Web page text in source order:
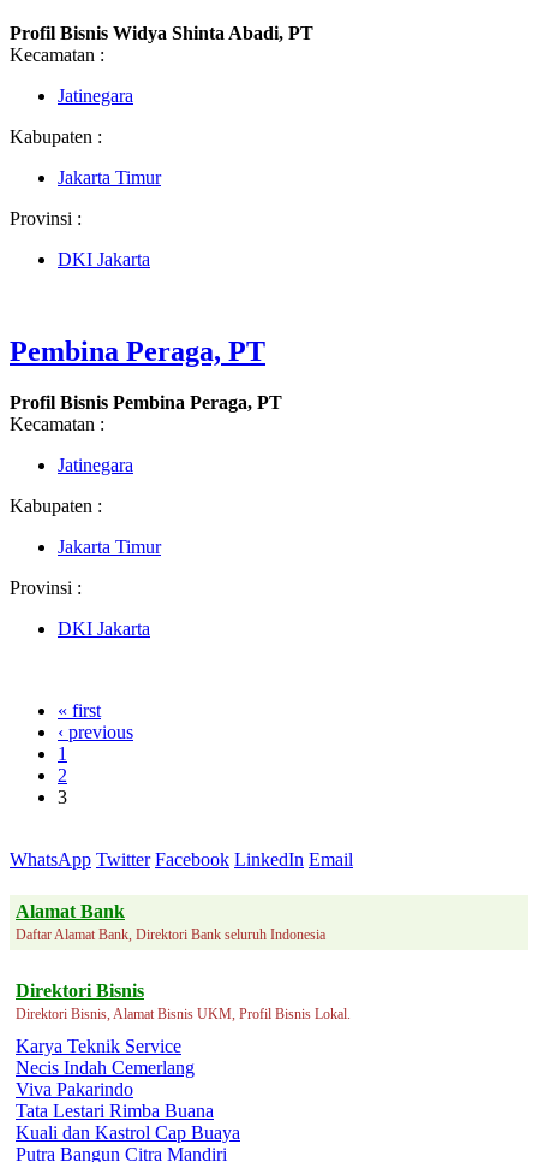
Profil Bisnis Widya Shinta Abadi, PT
Kecamatan :
Jatinegara
Kabupaten :
Jakarta Timur
Provinsi :
DKI Jakarta
Pembina Peraga, PT
Profil Bisnis Pembina Peraga, PT
Kecamatan :
Jatinegara
Kabupaten :
Jakarta Timur
Provinsi :
DKI Jakarta
« first
‹ previous
1
2
3
WhatsApp Twitter Facebook LinkedIn Email
Alamat Bank
Daftar Alamat Bank, Direktori Bank seluruh Indonesia
Direktori Bisnis
Direktori Bisnis, Alamat Bisnis UKM, Profil Bisnis Lokal.
Karya Teknik Service
Necis Indah Cemerlang
Viva Pakarindo
Tata Lestari Rimba Buana
Kuali dan Kastrol Cap Buaya
Putra Bangun Citra Mandiri